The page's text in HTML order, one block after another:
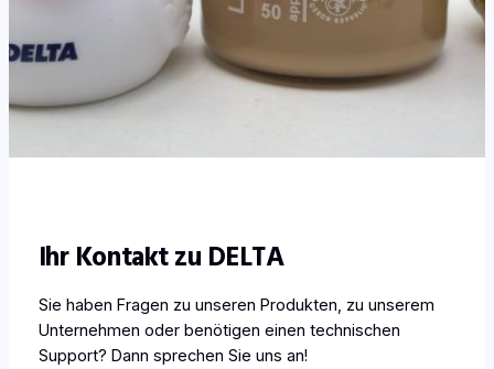
Ihr Kontakt zu DELTA
Sie haben Fragen zu unseren Produkten, zu unserem
Unternehmen oder benötigen einen technischen
Support? Dann sprechen Sie uns an!